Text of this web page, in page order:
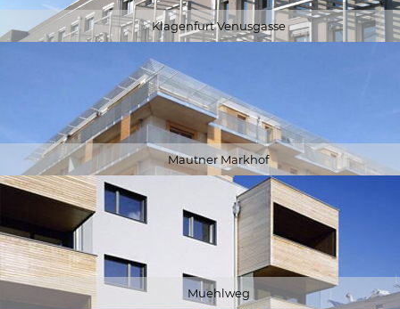
Klagenfurt Venusgasse
Mautner Markhof
Muehlweg